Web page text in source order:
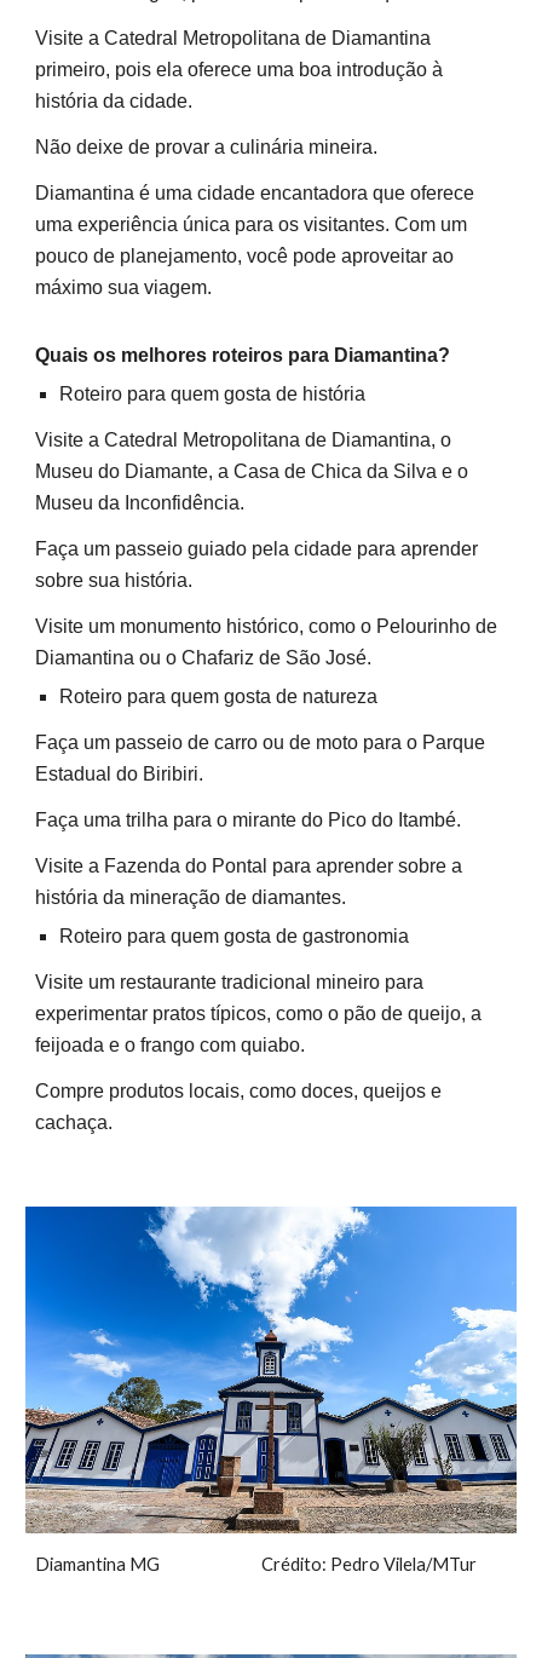
Visite a Catedral Metropolitana de Diamantina
primeiro, pois ela oferece uma boa introdução à
história da cidade.
Não deixe de provar a culinária mineira.
Diamantina é uma cidade encantadora que oferece
uma experiência única para os visitantes. Com um
pouco de planejamento, você pode aproveitar ao
máximo sua viagem.
Quais os melhores roteiros para Diamantina?
Roteiro para quem gosta de história
Visite a Catedral Metropolitana de Diamantina, o
Museu do Diamante, a Casa de Chica da Silva e o
Museu da Inconfidência.
Faça um passeio guiado pela cidade para aprender
sobre sua história.
Visite um monumento histórico, como o Pelourinho de
Diamantina ou o Chafariz de São José.
Roteiro para quem gosta de natureza
Faça um passeio de carro ou de moto para o Parque
Estadual do Biribiri.
Faça uma trilha para o mirante do Pico do Itambé.
Visite a Fazenda do Pontal para aprender sobre a
história da mineração de diamantes.
Roteiro para quem gosta de gastronomia
Visite um restaurante tradicional mineiro para
experimentar pratos típicos, como o pão de queijo, a
feijoada e o frango com quiabo.
Compre produtos locais, como doces, queijos e
cachaça.
Diamantina MG Crédito: Pedro Vilela/MTur